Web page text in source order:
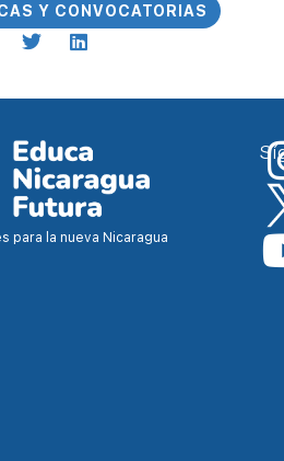
Y CONVOCATORIAS
para la nueva Nicaragua